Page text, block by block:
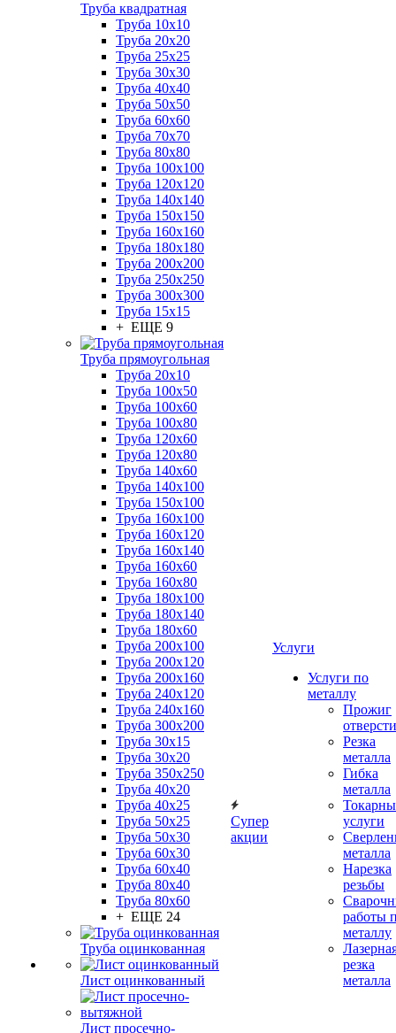
Труба квадратная
Труба 10x10
Труба 20x20
Труба 25x25
Труба 30x30
Труба 40x40
Труба 50x50
Труба 60x60
Труба 70x70
Труба 80x80
Труба 100x100
Труба 120x120
Труба 140x140
Труба 150x150
Труба 160x160
Труба 180x180
Труба 200x200
Труба 250x250
Труба 300x300
Труба 15x15
+ ЕЩЕ 9
Труба прямоугольная
Труба 20x10
Труба 100x50
Труба 100x60
Труба 100x80
Труба 120x60
Труба 120x80
Труба 140x60
Труба 140x100
Труба 150x100
Труба 160x100
Труба 160x120
Труба 160x140
Труба 160x60
Труба 160x80
Труба 180x100
Труба 180x140
Труба 180x60
Труба 200x100
Труба 200x120
Труба 200x160
Труба 240x120
Труба 240x160
Труба 300x200
Труба 30x15
Труба 30x20
Труба 350x250
Труба 40x20
Труба 40x25
Труба 50x25
Труба 50x30
Труба 60x30
Труба 60x40
Труба 80x40
Труба 80x60
+ ЕЩЕ 24
Труба оцинкованная
Лист оцинкованный
Лист просечно-
Супер
акции
Услуги
Услуги по
металлу
Прожиг
Резка
металла
Гибка
металла
услуги
металла
Нарезка
резьбы
работы
металлу
резка
металла